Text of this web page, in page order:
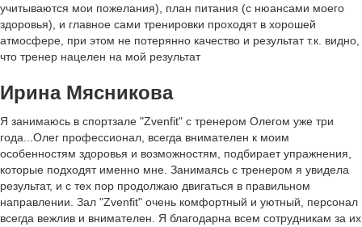
учитываются мои пожелания), план питания (с нюансами моего
здоровья), и главное сами тренировки проходят в хорошей
атмосфере, при этом не потерянно качество и результат т.к. видно,
что тренер нацелен на мой результат
Ирина Мясникова
Я занимаюсь в спортзале "Zvenfit" с тренером Олегом уже три
года...Олег профессионал, всегда внимателен к моим
особенностям здоровья и возможностям, подбирает упражнения,
которые подходят именно мне. Занимаясь с тренером я увидела
результат, и с тех пор продолжаю двигаться в правильном
направлении. Зал "Zvenfit" очень комфортный и уютный, персонал
всегда вежлив и внимателен. Я благодарна всем сотрудникам за их